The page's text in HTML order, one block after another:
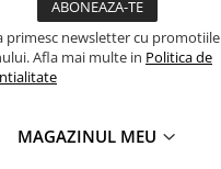
primesc newsletter cu promotiile
Afla mai multe in Politica de
MAGAZINUL MEU